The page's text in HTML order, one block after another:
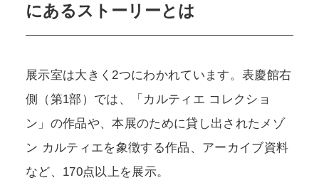
にあるストーリーとは
展示室は大きく2つにわかれています。表慶館右
側（第1部）では、「カルティエ コレクショ
ン」の作品や、本展のために貸し出されたメゾ
ン カルティエを象徴する作品、アーカイブ資料
など、170点以上を展示。